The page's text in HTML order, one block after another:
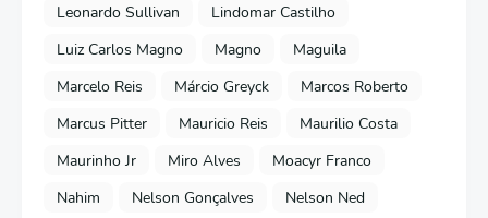
Leonardo Sullivan
Lindomar Castilho
Luiz Carlos Magno
Magno
Maguila
Marcelo Reis
Márcio Greyck
Marcos Roberto
Marcus Pitter
Mauricio Reis
Maurilio Costa
Maurinho Jr
Miro Alves
Moacyr Franco
Nahim
Nelson Gonçalves
Nelson Ned